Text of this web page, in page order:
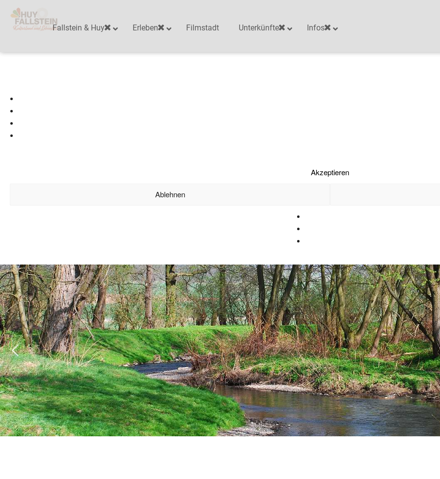
Geräteinformationen zu speichern und/oder darauf zuzugreifen. Wenn du diesen
Akzeptieren
Ablehnen
Fallstein & Huy Erleben Filmstadt Unterkünfte Infos